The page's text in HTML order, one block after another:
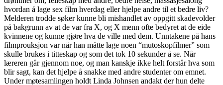
hvordan å lage sex film hverdag eller hjelpe andre til et bedre liv?
Melderen trodde søker kunne bli mishandlet av oppgitt skadevolder
på bakgrunn av at de var fra X, og X menn ofte bedyret at de eide
kvinnene og kunne gjøre hva de ville med dem. Unntakene på hans
filmprouksjon var når han måtte lage noen “mutoskopfilmer” som
skulle brukes i titteskap og som det tok 10 sekunder å se. Når
læreren går gjennom noe, og man kanskje ikke helt forstår hva som
blir sagt, kan det hjelpe å snakke med andre studenter om emnet.
Under møtesamlingen holdt Linda Johnsen andakt der hun delte